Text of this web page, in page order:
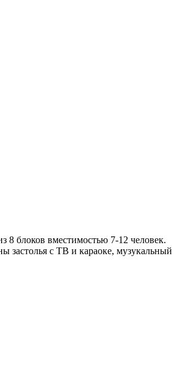
8 блоков вместимостью 7-12 человек.
застолья с ТВ и караоке, музукальный